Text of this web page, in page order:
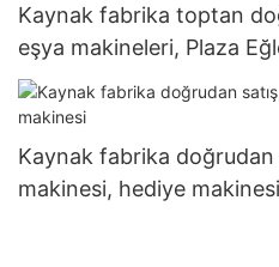
Kaynak fabrika toptan
eşya makineleri, Plaza
pençe makineleri
Kaynak fabrika doğrudan
makinesi, hediye makinesi